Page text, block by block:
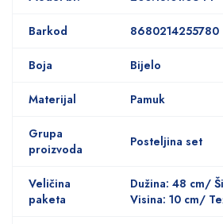
Barkod 8680214255780
Boja Bijelo
Materijal Pamuk
Grupa
proizvoda
Posteljina set
Veličina
paketa
Dužina: 48 cm/
Visina: 10 cm/